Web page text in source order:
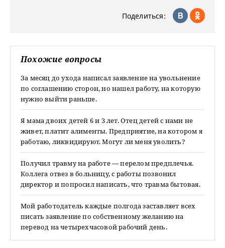
Поделиться:
Похожие вопросы
За месяц до ухода написал заявление на увольнение
по соглашению сторон, но нашел работу, на которую
нужно выйти раньше.
Я мама двоих детей 6 и 3 лет. Отец детей с нами не
живет, платит алименты. Предприятие, на котором я
работаю, ликвидируют. Могут ли меня уволить?
Получил травму на работе — перелом предплечья.
Коллега отвез в больницу, с работы позвонил
директор и попросил написать, что травма бытовая.
Мой работодатель каждые полгода заставляет всех
писать заявление по собственному желанию на
перевод на четырехчасовой рабочий день.